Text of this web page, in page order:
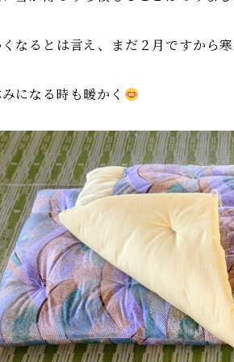
なるとは言え、まだ２月ですから
になる時も暖かく